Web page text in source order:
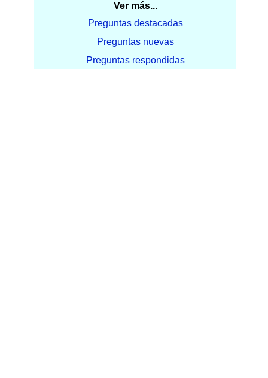
Ver más...
Preguntas destacadas
Preguntas nuevas
Preguntas respondidas